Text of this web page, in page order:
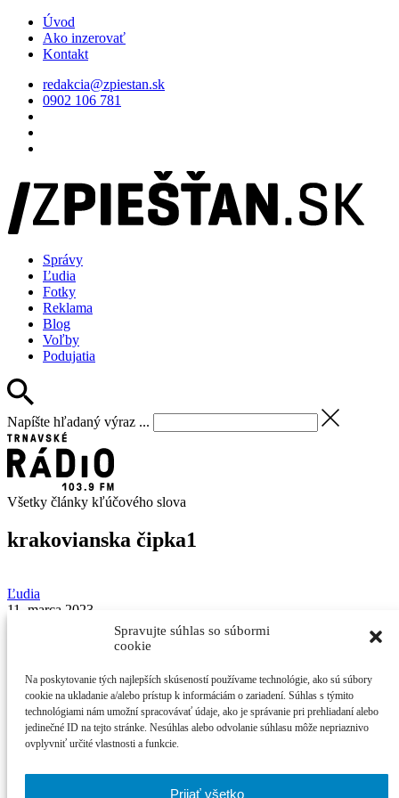
Spravujte súhlas so súbormi
cookie
Na poskytovanie tých najlepších skúseností používame technológie, ako sú súbory
cookie na ukladanie a/alebo prístup k informáciám o zariadení. Súhlas s týmito
technológiami nám umožní spracovávať údaje, ako je správanie pri prehliadaní alebo
jedinečné ID na tejto stránke. Nesúhlas alebo odvolanie súhlasu môže nepriaznivo
ovplyvniť určité vlastnosti a funkcie.
Prijať všetko
Úvod
Ako inzerovať
Kontakt
redakcia@zpiestan.sk
0902 106 781
Správy
Ľudia
Fotky
Reklama
Blog
Voľby
Podujatia
Napíšte hľadaný výraz ...
Všetky články kľúčového slova
krakovianska čipka1
Ľudia
11. marca 2023
Piovarčiová
niektoré veci lietali aj von oknom
Pokračujeme v sérii rozhovorov so zaujímavými osobnosťami
regiónu. V tejto časti ...
Najčítanejšie